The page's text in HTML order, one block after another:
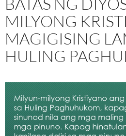
MILYONG
MAGIGISING
HULING